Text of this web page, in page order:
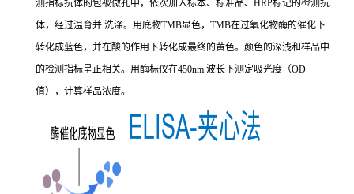
测指标抗体的包被微孔中，依次加入标本、标准品、HRP标记的检测抗
体，经过温育并 洗涤。用底物TMB显色，TMB在过氧化物酶的催化下
转化成蓝色，并在酸的作用下转化成最终的黄色。颜色的深浅和样品中
的检测指标呈正相关。用酶标仪在450nm 波长下测定吸光度（OD
值），计算样品浓度。